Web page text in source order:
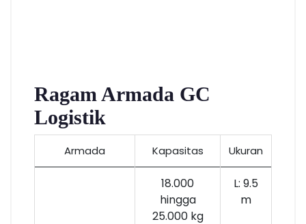
Ragam Armada GC
Logistik
Armada Kapasitas Ukuran
18.000
hingga
25.000 kg
L: 9.5
m